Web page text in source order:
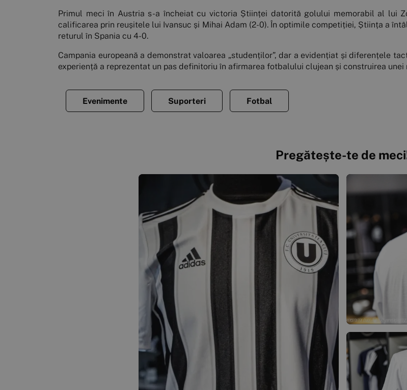
Primul meci în Austria s-a încheiat cu victoria Științei datorită golului memorabil al lui
calificarea prin reușitele lui Ivansuc și Mihai Adam (2-0). În optimile competiției, Știința a
returul în Spania cu 4-0.
Campania europeană a demonstrat valoarea „studenților”, dar a evidențiat și diferențele
experiență a reprezentat un pas definitoriu în afirmarea fotbalului clujean și construirea
Evenimente Suporteri Fotbal
Pregătește-te de